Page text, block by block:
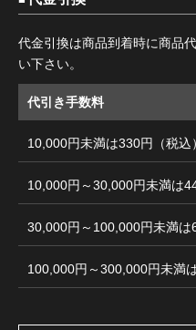
代金引換は商品到着時に商品
い下さい。
代引き手数料
10,000円未満は330円（税込）
10,000円～30,000円未満は
30,000円～100,000円未満は
100,000円～300,000円未満